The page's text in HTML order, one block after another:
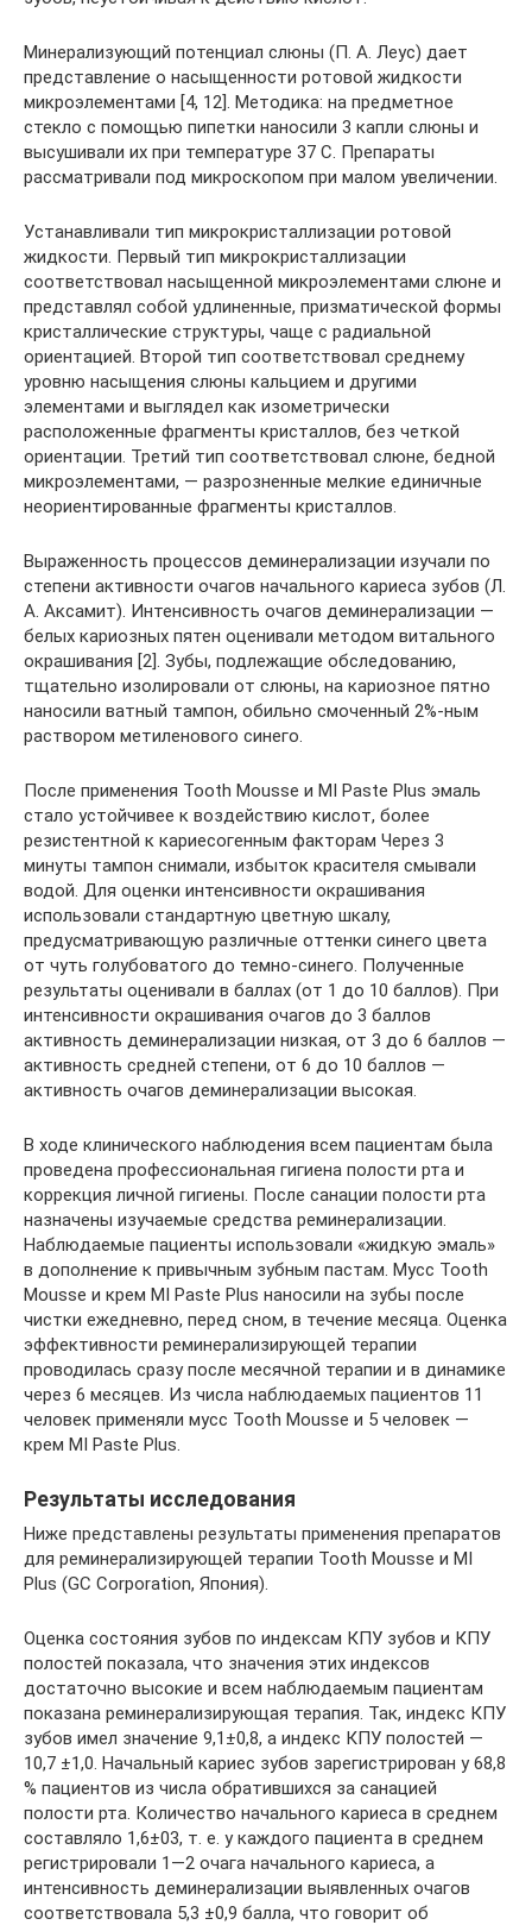
Минерализующий потенциал слюны (П. А. Леус) дает
представление о насыщенности ротовой жидкости
микроэлементами [4, 12]. Методика: на предметное
стекло с помощью пипетки наносили 3 капли слюны и
высушивали их при температуре 37 С. Препараты
рассматривали под микроскопом при малом увеличении.
Устанавливали тип микрокристаллизации ротовой
жидкости. Первый тип микрокристаллизации
соответствовал насыщенной микроэлементами слюне и
представлял собой удлиненные, призматической формы
кристаллические структуры, чаще с радиальной
ориентацией. Второй тип соответствовал среднему
уровню насыщения слюны кальцием и другими
элементами и выглядел как изометрически
расположенные фрагменты кристаллов, без четкой
ориентации. Третий тип соответствовал слюне, бедной
микроэлементами, — разрозненные мелкие единичные
неориентированные фрагменты кристаллов.
Выраженность процессов деминерализации изучали по
степени активности очагов начального кариеса зубов (Л.
А. Аксамит). Интенсивность очагов деминерализации —
белых кариозных пятен оценивали методом витального
окрашивания [2]. Зубы, подлежащие обследованию,
тщательно изолировали от слюны, на кариозное пятно
наносили ватный тампон, обильно смоченный 2%-ным
раствором метиленового синего.
После применения Tooth Mousse и MI Paste Plus эмаль
стало устойчивее к воздействию кислот, более
резистентной к кариесогенным факторам Через 3
минуты тампон снимали, избыток красителя смывали
водой. Для оценки интенсивности окрашивания
использовали стандартную цветную шкалу,
предусматривающую различные оттенки синего цвета
от чуть голубоватого до темно-синего. Полученные
результаты оценивали в баллах (от 1 до 10 баллов). При
интенсивности окрашивания очагов до 3 баллов
активность деминерализации низкая, от 3 до 6 баллов —
активность средней степени, от 6 до 10 баллов —
активность очагов деминерализации высокая.
В ходе клинического наблюдения всем пациентам была
проведена профессиональная гигиена полости рта и
коррекция личной гигиены. После санации полости рта
назначены изучаемые средства реминерализации.
Наблюдаемые пациенты использовали «жидкую эмаль»
в дополнение к привычным зубным пастам. Мусс Tooth
Mousse и крем MI Paste Plus наносили на зубы после
чистки ежедневно, перед сном, в течение месяца. Оценка
эффективности реминерализирующей терапии
проводилась сразу после месячной терапии и в динамике
через 6 месяцев. Из числа наблюдаемых пациентов 11
человек применяли мусс Tooth Mousse и 5 человек —
крем MI Paste Plus.
Результаты исследования
Ниже представлены результаты применения препаратов
для реминерализирующей терапии Tooth Mousse и MI
Plus (GC Corporation, Япония).
Оценка состояния зубов по индексам КПУ зубов и КПУ
полостей показала, что значения этих индексов
достаточно высокие и всем наблюдаемым пациентам
показана реминерализирующая терапия. Так, индекс КПУ
зубов имел значение 9,1±0,8, а индекс КПУ полостей —
10,7 ±1,0. Начальный кариес зубов зарегистрирован у 68,8
% пациентов из числа обратившихся за санацией
полости рта. Количество начального кариеса в среднем
составляло 1,6±03, т. е. у каждого пациента в среднем
регистрировали 1—2 очага начального кариеса, а
интенсивность деминерализации выявленных очагов
соответствовала 5,3 ±0,9 балла, что говорит об